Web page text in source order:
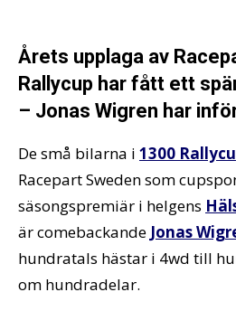
Årets upplaga av
Rallycup har fått ett
– Jonas Wigren har
De små bilarna i 1300
Racepart Sweden som
säsongspremiär i helgens
är comebackande Jonas
hundratals hästar i 4wd till
om hundradelar.